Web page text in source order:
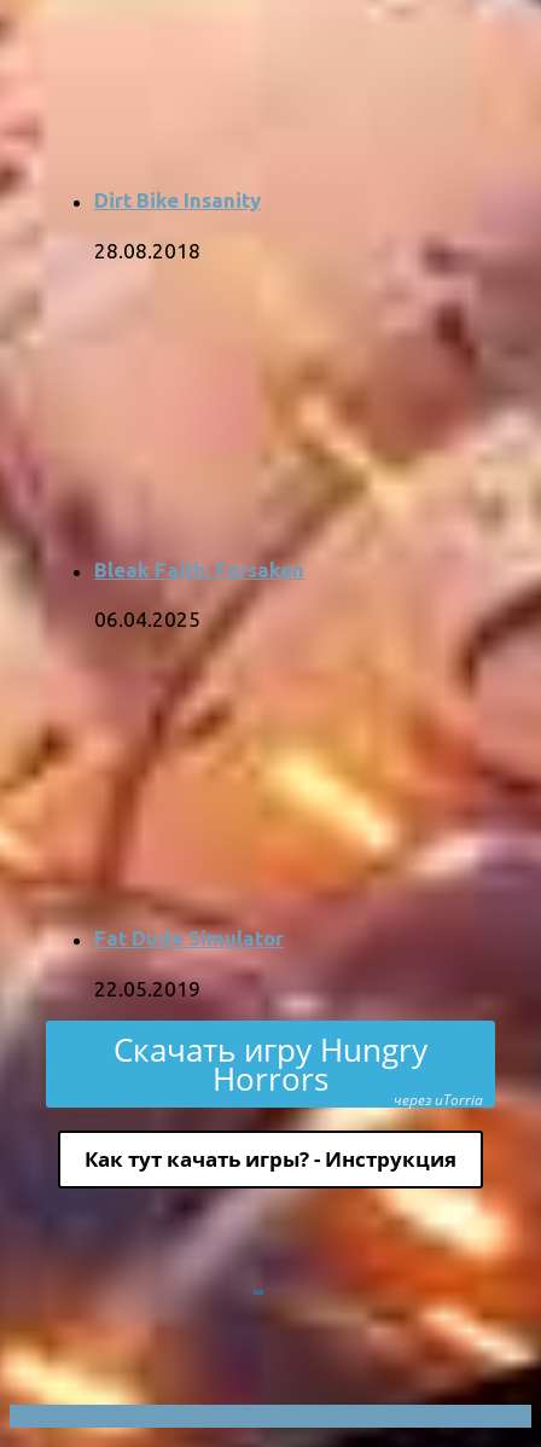
Dirt Bike Insanity
28.08.2018
Bleak Faith: Forsaken
06.04.2025
Fat Dude Simulator
22.05.2019
Скачать игру Hungry
Horrors через uTorria
Как тут качать игры? - Инструкция